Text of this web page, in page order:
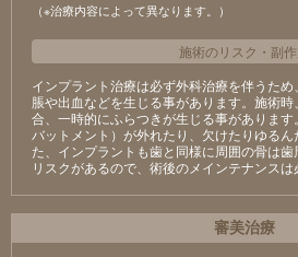
（※治療内容によって異なります。）
施術のリスク ・ 副
インプラント治療は必ず外科治療を伴うた
脹や出血などを生じる事があります。施術
合、一時的にふらつきが生じる事がありま
バットメント）が外れたり、欠けたりゆる
た、インプラントも歯と同様に周囲の骨は
リスクがあるので、術後のメインテナンスは
審美治療